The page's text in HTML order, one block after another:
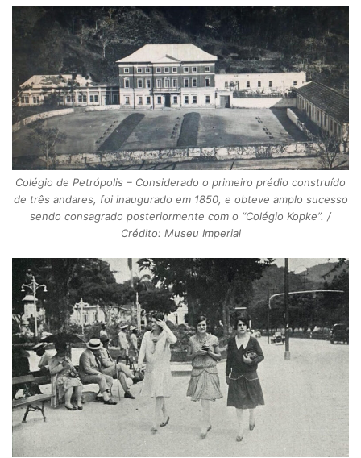
Colégio de Petrópolis – Considerado o primeiro prédio construído
de três andares, foi inaugurado em 1850, e obteve amplo sucesso
sendo consagrado posteriormente com o “Colégio Kopke”. /
Crédito: Museu Imperial